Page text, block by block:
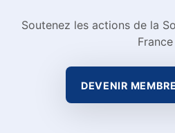
Soutenez les actions de la
France
DEVENIR